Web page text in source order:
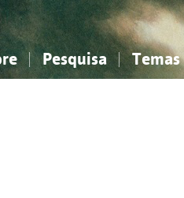
Pesquisa Temas
sociais...
sociais...